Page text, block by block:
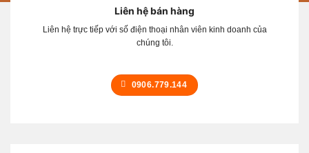
Liên hệ bán hàng
Liên hệ trực tiếp với số điện thoại nhân viên kinh doanh của
chúng tôi.
0906.779.144